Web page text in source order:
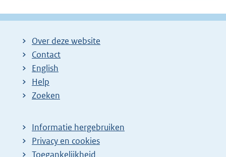
Over deze website
Contact
English
Help
Zoeken
Informatie hergebruiken
Privacy en cookies
Toegankelijkheid